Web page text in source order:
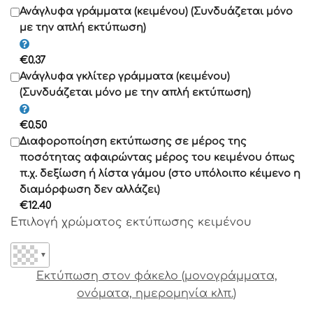
Γραμματοσειρά 11
Γραμματοσειρά 12
Γραμματοσειρά 13
Γραμματοσειρά 14
Γραμματοσειρά 15
Γραμματοσειρά 16
Γραμματοσειρά 17
Γραμματοσειρά 18
Γραμματοσειρά 19
Γραμματοσειρά 20
Γραμματοσειρά 21
Γραμματοσειρά 22
Γραμματοσειρά 23
Γραμματοσειρά 24
Ανάγλυφα γράμματα (κειμένου) (Συνδυάζεται μόνο
με την απλή εκτύπωση)
€0.37
Ανάγλυφα γκλίτερ γράμματα (κειμένου)
(Συνδυάζεται μόνο με την απλή εκτύπωση)
€0.50
Διαφοροποίηση εκτύπωσης σε μέρος της
ποσότητας αφαιρώντας μέρος του κειμένου όπως
π.χ. δεξίωση ή λίστα γάμου (στο υπόλοιπο κέιμενο η
διαμόρφωση δεν αλλάζει)
€12.40
Επιλογή χρώματος εκτύπωσης κειμένου
▼
Εκτύπωση στον φάκελο (μονογράμματα,
ονόματα, ημερομηνία κλπ.)